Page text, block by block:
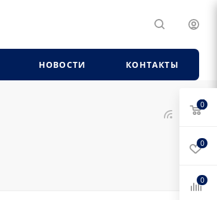
НОВОСТИ КОНТАКТЫ
0
0
0